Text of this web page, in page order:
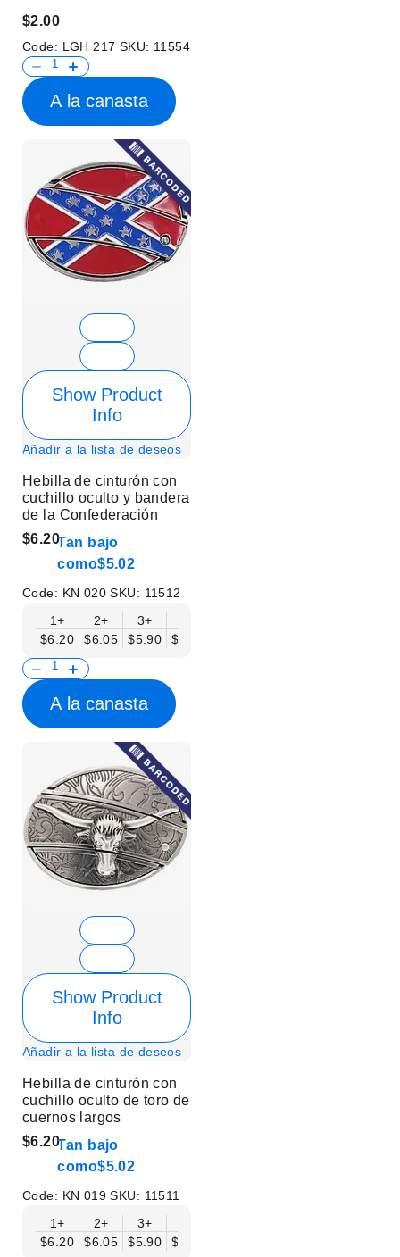
$2.00
Code: LGH 217 SKU: 11554
A la canasta
Show Product
Info
Añadir a la lista de deseos
Hebilla de cinturón con
cuchillo oculto y bandera
de la Confederación
$6.20Tan bajo
como$5.02
Code: KN 020SKU: 11512
1+
$6.20
2+
$6.05
3+
$5.90
$5.75
A la canasta
Show Product
Info
Añadir a la lista de deseos
Hebilla de cinturón con
cuchillo oculto de toro de
cuernos largos
$6.20Tan bajo
como$5.02
Code: KN 019SKU: 11511
1+
$6.20
2+
$6.05
3+
$5.90
$5.75